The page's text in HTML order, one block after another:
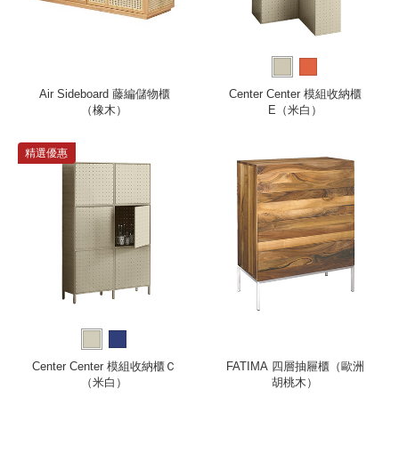
Air Sideboard 藤編儲物櫃
（橡木）
Center Center 模組收納櫃
E（米白）
精選優惠
Center Center 模組收納櫃Ｃ
（米白）
FATIMA 四層抽屜櫃（歐洲
胡桃木）